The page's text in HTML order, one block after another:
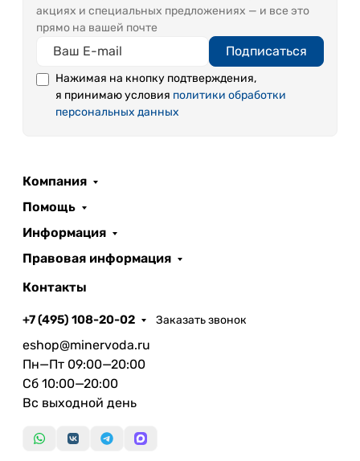
акциях и специальных предложениях — и все это
прямо на вашей почте
Подписаться
Нажимая на кнопку подтверждения,
я принимаю условия политики обработки
персональных данных
Компания
Помощь
Информация
Правовая информация
Контакты
+7 (495) 108-20-02 Заказать звонок
eshop@minervoda.ru
Пн—Пт 09:00—20:00
Сб 10:00—20:00
Вс выходной день